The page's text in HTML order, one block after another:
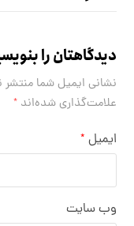
دیدگاهتان را
نشانی ایمیل شما
علامت‌گذاری شده‌اند*
ایمیل *
وب‌ سایت